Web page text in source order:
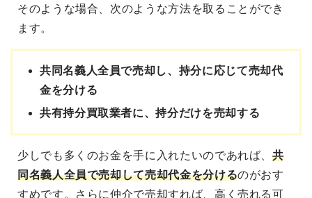
そのような場合、次のような方法を取ることができ
ます。
共同名義人全員で売却し、持分に応じて売却代
金を分ける
共有持分買取業者に、持分だけを売却する
少しでも多くのお金を手に入れたいのであれば、共
同名義人全員で売却して売却代金を分けるのがおす
すめです。さらに仲介で売却すれば、高く売れる可